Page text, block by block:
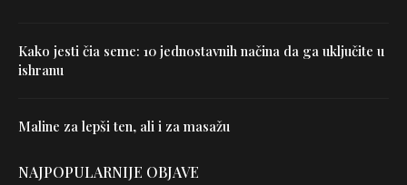
Kako jesti čia seme: 10 jednostavnih načina da ga uključite u
ishranu
Maline za lepši ten, ali i za masažu
NAJPOPULARNIJE OBJAVE